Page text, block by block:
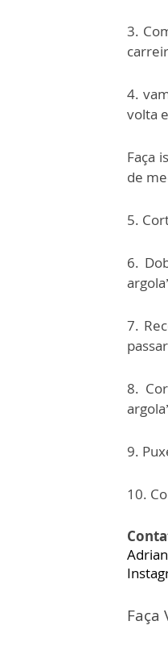
3.
4.
volta
Faça
de
5.
6.
7.
8.
9.
10.
Faça